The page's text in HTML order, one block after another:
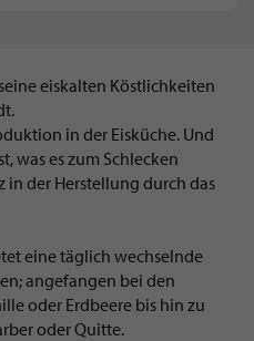
eiskalten Köstlichkeiten
in der Eisküche. Und
was es zum Schlecken
in der Herstellung durch das
eine täglich wechselnde
angefangen bei den
oder Erdbeere bis hin zu
oder Quitte.